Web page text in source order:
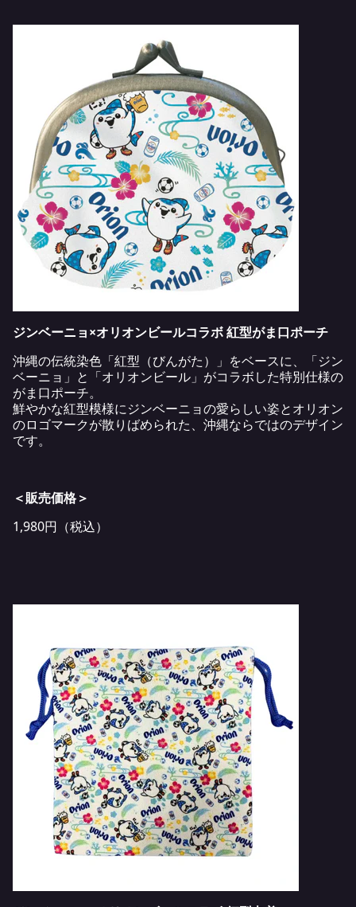
ジンベーニョ×オリオンビールコラボ 紅型がま口ポーチ
沖縄の伝統染色「紅型（びんがた）」をベースに、「ジン
ベーニョ」と「オリオンビール」がコラボした特別仕様の
がま口ポーチ。
鮮やかな紅型模様にジンベーニョの愛らしい姿とオリオン
のロゴマークが散りばめられた、沖縄ならではのデザイン
です。
＜販売価格＞
1,980円（税込）